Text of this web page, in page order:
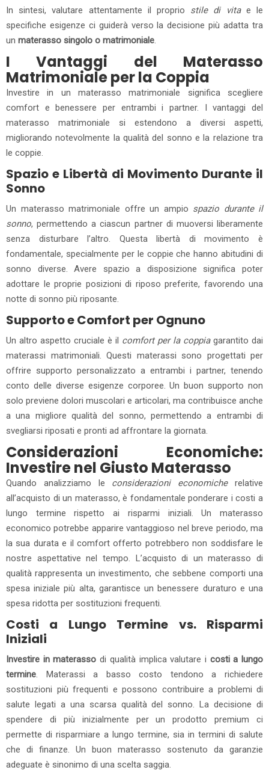
In sintesi, valutare attentamente il proprio stile di vitae le
specifiche esigenze ci guiderà verso la decisione più adatta tra
un materasso singolo o matrimoniale
I Vantaggi del Materasso
Matrimoniale per la Coppia
Investire in un materasso matrimoniale significa scegliere
comfort e benessere per entrambi i partner. I vantaggi del
materasso matrimoniale si estendono a diversi aspetti,
migliorando notevolmente la qualità del sonno e la relazione tra
le coppie.
Spazio e Libertà di Movimento Durante il
Sonno
Un materasso matrimoniale offre un ampio spazio durante il
sonno, permettendo a ciascun partner di muoversi liberamente
senza disturbare l’altro. Questa libertà di movimento è
fondamentale, specialmente per le coppie che hanno abitudini di
sonno diverse. Avere spazio a disposizione significa poter
adottare le proprie posizioni di riposo preferite, favorendo una
notte di sonno più riposante.
Supporto e Comfort per Ognuno
Un altro aspetto cruciale è il comfort per la coppiagarantito dai
materassi matrimoniali. Questi materassi sono progettati per
offrire supporto personalizzato a entrambi i partner, tenendo
conto delle diverse esigenze corporee. Un buon supporto non
solo previene dolori muscolari e articolari, ma contribuisce anche
a una migliore qualità del sonno, permettendo a entrambi di
svegliarsi riposati e pronti ad affrontare la giornata.
Considerazioni Economiche:
Investire nel Giusto Materasso
Quando analizziamo le considerazioni economicherelative
all’acquisto di un materasso, è fondamentale ponderare i costi a
lungo termine rispetto ai risparmi iniziali. Un materasso
economico potrebbe apparire vantaggioso nel breve periodo, ma
la sua durata e il comfort offerto potrebbero non soddisfare le
nostre aspettative nel tempo. L’acquisto di un materasso di
qualità rappresenta un investimento, che sebbene comporti una
spesa iniziale più alta, garantisce un benessere duraturo e una
spesa ridotta per sostituzioni frequenti.
Costi a Lungo Termine vs. Risparmi
Iniziali
Investire in materasso di qualità implica valutare i costi a lungo
termine . Materassi a basso costo tendono a richiedere
sostituzioni più frequenti e possono contribuire a problemi di
salute legati a una scarsa qualità del sonno. La decisione di
spendere di più inizialmente per un prodotto premium ci
permette di risparmiare a lungo termine, sia in termini di salute
che di finanze. Un buon materasso sostenuto da garanzie
adeguate è sinonimo di una scelta saggia.